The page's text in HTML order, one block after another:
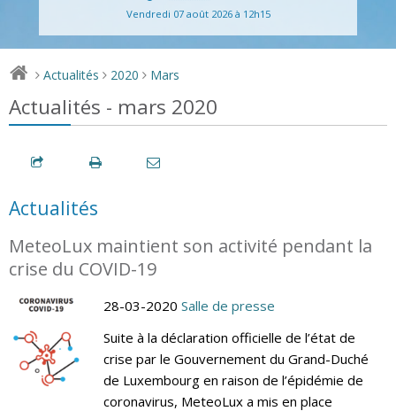
Vendredi 07 août 2026 à 12h15
> Actualités > 2020 > Mars
Actualités - mars 2020
Actualités
MeteoLux maintient son activité pendant la
crise du COVID-19
28-03-2020 Salle de presse
Suite à la déclaration officielle de l’état de
crise par le Gouvernement du Grand-Duché
de Luxembourg en raison de l’épidémie de
coronavirus, MeteoLux a mis en place